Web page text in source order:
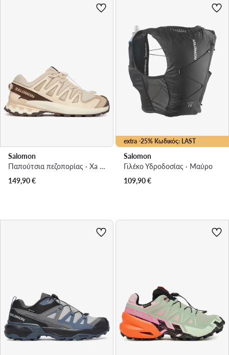
Salomon
Παπούτσια πεζοπορίας · Xa Pro 3D V9 Lifelong L49153900 · Μπεζ
149,90€
extra -25% Κωδικός: LAST
Salomon
Γιλέκο Υδροδοσίας · Μαύρο
109,90€